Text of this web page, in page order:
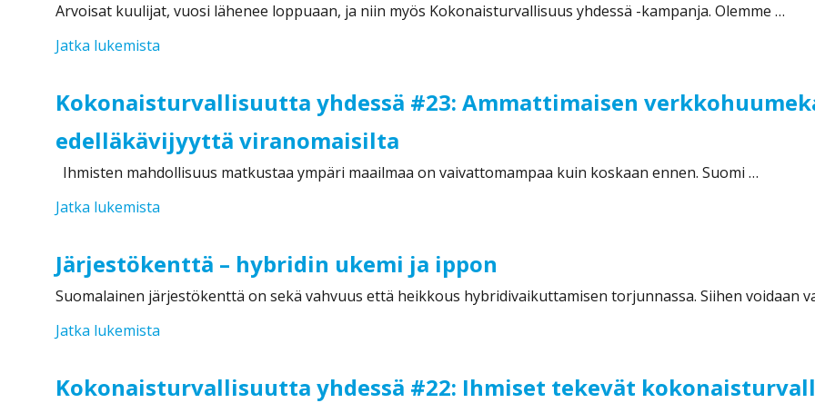
Arvoisat kuulijat, vuosi lähenee loppuaan, ja niin myös Kokonaisturvallisuus yhdessä -kampanja. Olemme …
Jatka lukemista
Kokonaisturvallisuutta yhdessä #23: Ammattimaisen
edelläkävijyyttä viranomaisilta
Ihmisten mahdollisuus matkustaa ympäri maailmaa on vaivattomampaa kuin koskaan ennen. Suomi …
Jatka lukemista
Järjestökenttä – hybridin ukemi ja ippon
Suomalainen järjestökenttä on sekä vahvuus että heikkous hybridivaikuttamisen torjunnassa. Siihen voidaan
Jatka lukemista
Kokonaisturvallisuutta yhdessä #22: Ihmiset tekevät